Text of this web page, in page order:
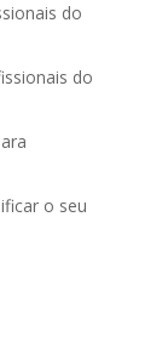
do
do
o seu